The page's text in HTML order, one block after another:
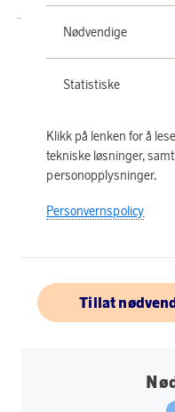
Nødvendige
Statistiske
Klikk på lenken for å
tekniske løsninger,
personopplysninger.
Personvernspolicy
Tillat